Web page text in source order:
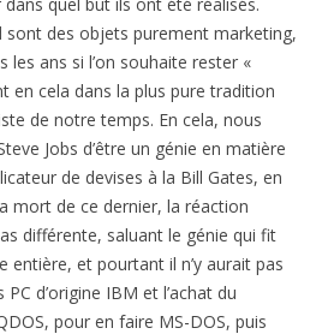
sont des objets purement marketing,
les ans si l’on souhaite rester «
en cela dans la plus pure tradition
de notre temps. En cela, nous
Jobs d’être un génie en matière
de devises à la Bill Gates, en
mort de ce dernier, la réaction
différente, saluant le génie qui fit
entière, et pourtant il n’y aurait pas
d’origine IBM et l’achat du
pour en faire MS-DOS, puis